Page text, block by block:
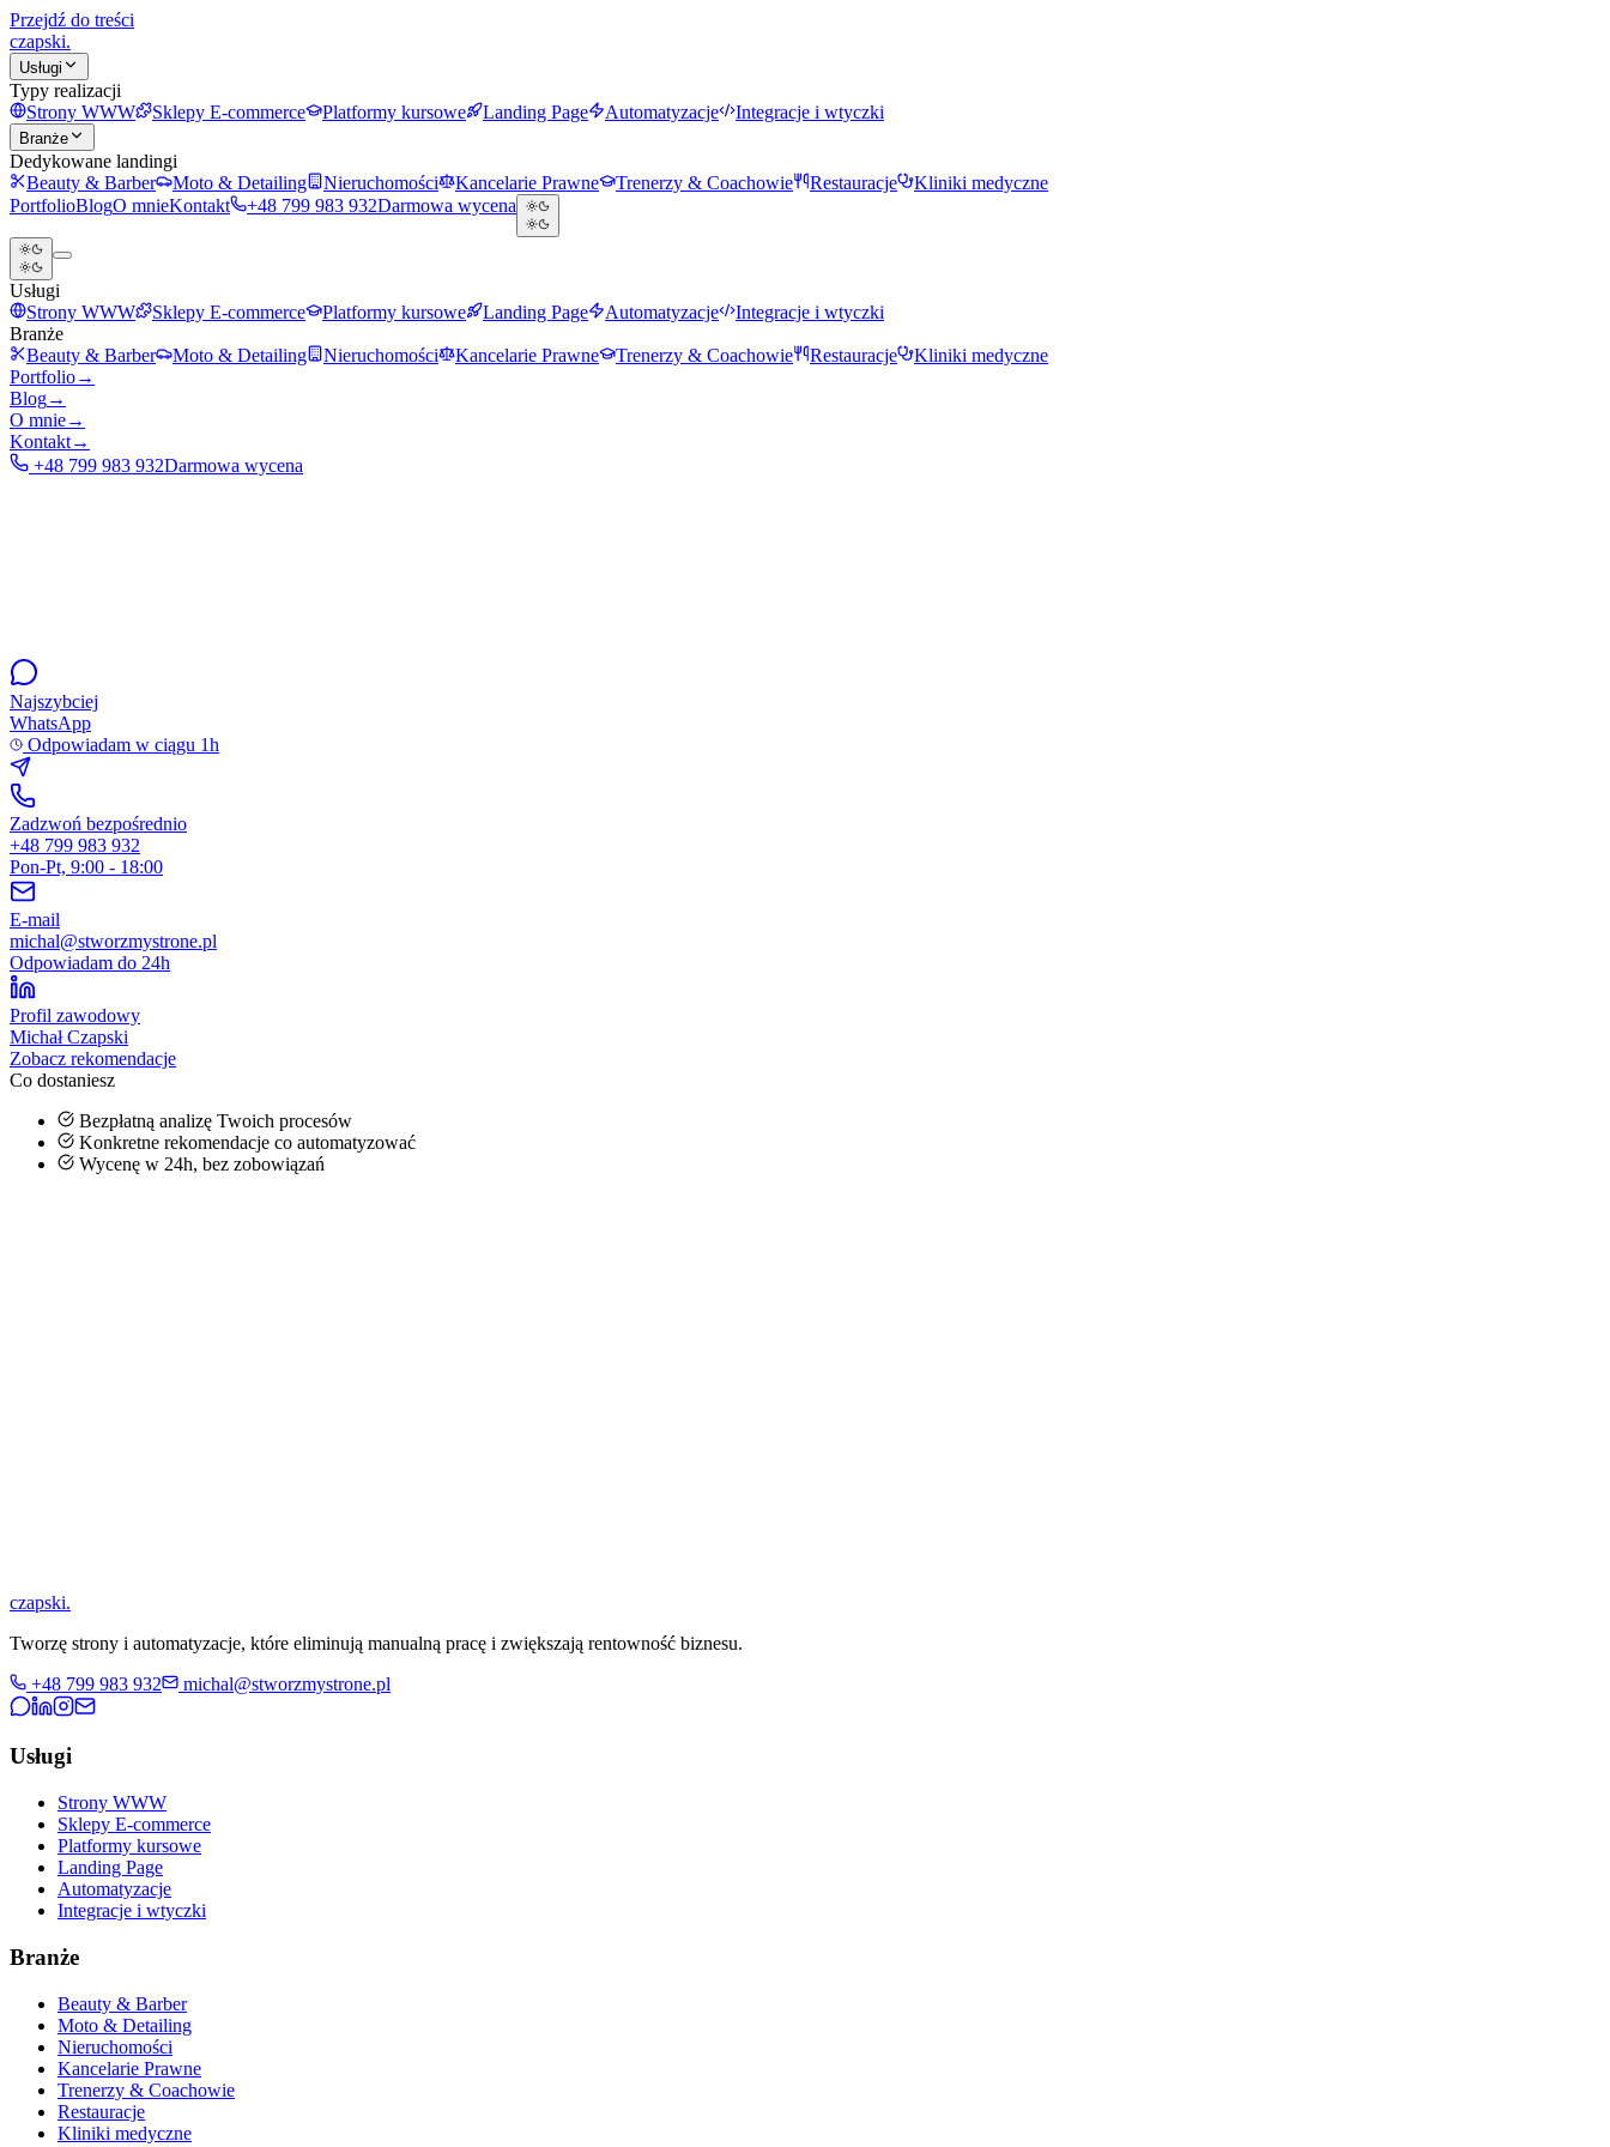
Przejdź do treści
czapski.
Usługi
Typy realizacji
Strony WWW
Sklepy E-commerce Platformy kursowe Landing Page Automatyzacje Integracje i wtyczki
Branże
Dedykowane landingi
Beauty & Barber
Moto & Detailing Nieruchomości Kancelarie Prawne Trenerzy & Coachowie Restauracje
Kliniki medyczne
PortfolioBlogO mnieKontakt +48 799 983 932Darmowa wycena
Usługi
Strony WWW
Sklepy E-commerce Platformy kursowe Landing Page Automatyzacje
Integracje i wtyczki
Branże
Beauty & Barber
Moto & Detailing Nieruchomości Kancelarie Prawne Trenerzy & Coachowie Restauracje
Kliniki medyczne
Portfolio→
Blog→
O mnie→
Kontakt→
+48 799 983 932Darmowa wycena
Najszybciej
WhatsApp
Odpowiadam w ciągu 1h
Zadzwoń bezpośrednio
+48 799 983 932
Pon-Pt, 9:00 - 18:00
E-mail
michal@stworzmystrone.pl
Odpowiadam do 24h
Profil zawodowy
Michał Czapski
Zobacz rekomendacje
Co dostaniesz
Bezpłatną analizę Twoich procesów
Konkretne rekomendacje co automatyzować
Wycenę w 24h, bez zobowiązań
czapski.
Tworzę strony i automatyzacje, które eliminują manualną pracę i zwiększają rentowność biznesu.
+48 799 983 932
michal@stworzmystrone.pl
Usługi
Strony WWW
Sklepy E-commerce
Platformy kursowe
Landing Page
Automatyzacje
Integracje i wtyczki
Branże
Beauty & Barber
Moto & Detailing
Nieruchomości
Kancelarie Prawne
Trenerzy & Coachowie
Restauracje
Kliniki medyczne